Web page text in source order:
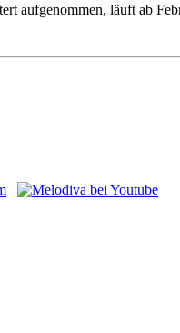
aufgenommen, läuft ab